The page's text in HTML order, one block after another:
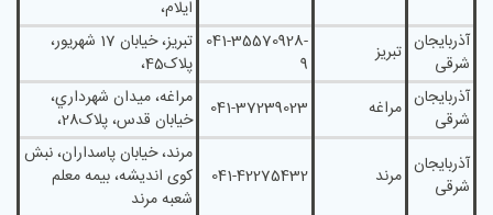
ايلام،
آذربایجان
شرقی
تبریز
041-35570928-
9
تبريز، خيابان 17 شهريور،
پلاک45،
آذربایجان
شرقی
مراغه 041-37239023
مراغه، ميدان شهرداري،
خيابان قدس، پلاک28،
آذربایجان
شرقی
مرند 041-42275432
مرند، خیابان پاسداران، نبش
کوی اندیشه، بیمه معلم
شعبه مرند